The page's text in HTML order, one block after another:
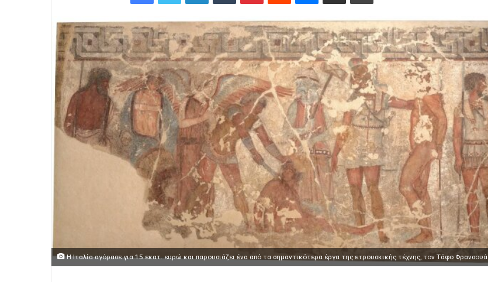
Η Ιταλία αγόρασε για 15 εκατ. ευρώ και παρουσιάζει ένα από τα σημαντικότερα έργα της ετρουσκικής τέχνης, τον Τάφο Φρανσουά